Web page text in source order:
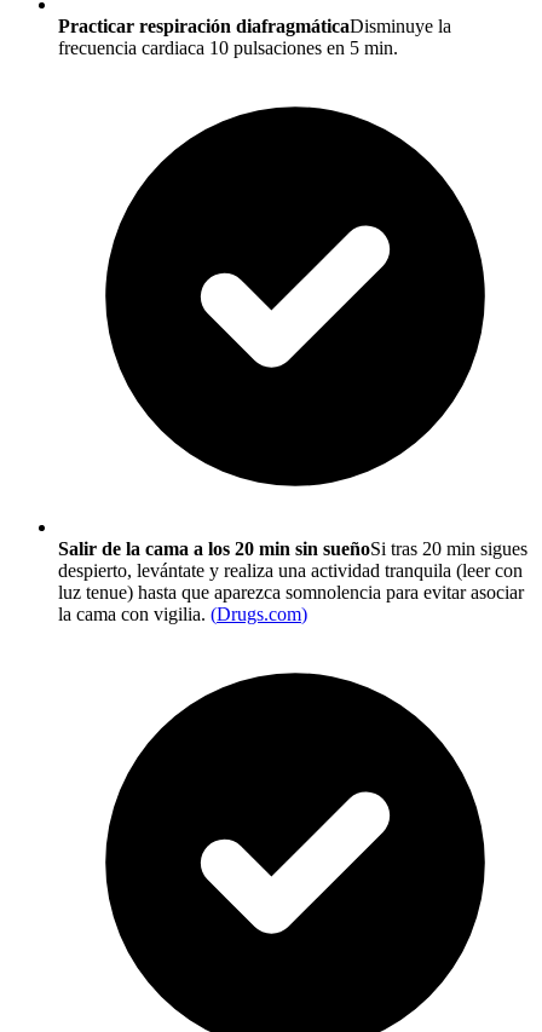
Practicar respiración diafragmáticaDisminuye la
frecuencia cardiaca 10 pulsaciones en 5 min.
Salir de la cama a los 20 min sin sueñoSi tras 20 min sigues
despierto, levántate y realiza una actividad tranquila (leer con
luz tenue) hasta que aparezca somnolencia para evitar asociar
la cama con vigilia. (Drugs.com)